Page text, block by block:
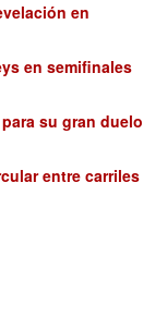
en
en semifinales
su gran duelo
entre carriles